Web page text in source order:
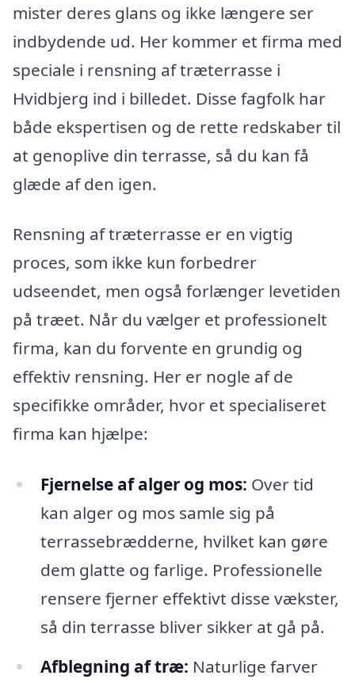
mister deres glans og ikke længere ser
indbydende ud. Her kommer et firma med
speciale i rensning af træterrasse i
Hvidbjerg ind i billedet. Disse fagfolk har
både ekspertisen og de rette redskaber til
at genoplive din terrasse, så du kan få
glæde af den igen.
Rensning af træterrasse er en vigtig
proces, som ikke kun forbedrer
udseendet, men også forlænger levetiden
på træet. Når du vælger et professionelt
firma, kan du forvente en grundig og
effektiv rensning. Her er nogle af de
specifikke områder, hvor et specialiseret
firma kan hjælpe:
Fjernelse af alger og mos: Over tid
kan alger og mos samle sig på
terrassebrædderne, hvilket kan gøre
dem glatte og farlige. Professionelle
rensere fjerner effektivt disse vækster,
så din terrasse bliver sikker at gå på.
Afblegning af træ: Naturlige farver